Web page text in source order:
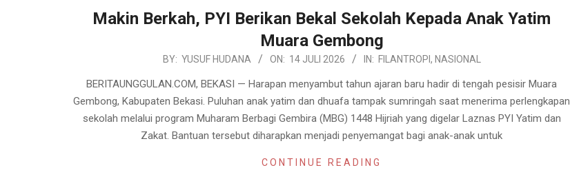
Makin Berkah, PYI Berikan Bekal Sekolah Kepada Anak Yatim
Muara Gembong
BY: YUSUF HUDANA ON: 14 JULI 2026 IN: FILANTROPI , NASIONAL
BERITAUNGGULAN.COM, BEKASI — Harapan menyambut tahun ajaran baru hadir di tengah pesisir Muara
Gembong, Kabupaten Bekasi. Puluhan anak yatim dan dhuafa tampak sumringah saat menerima perlengkapan
sekolah melalui program Muharam Berbagi Gembira (MBG) 1448 Hijriah yang digelar Laznas PYI Yatim dan
Zakat. Bantuan tersebut diharapkan menjadi penyemangat bagi anak-anak untuk
CONTINUE READING